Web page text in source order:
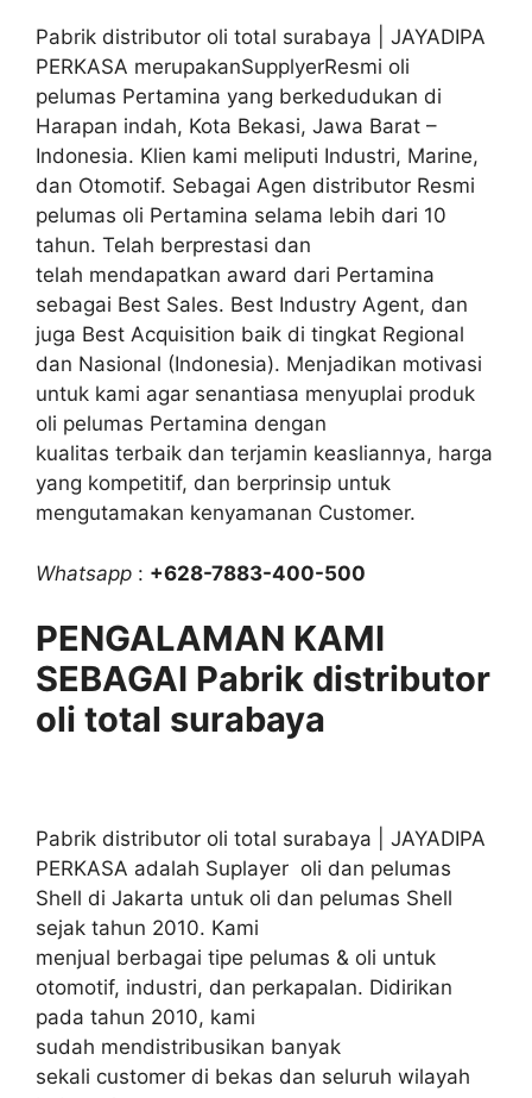
Pabrik distributor oli total surabaya | JAYADIPA
PERKASA merupakanSupplyerResmi oli
pelumas Pertamina yang berkedudukan di
Harapan indah, Kota Bekasi, Jawa Barat –
Indonesia. Klien kami meliputi Industri, Marine,
dan Otomotif. Sebagai Agen distributor Resmi
pelumas oli Pertamina selama lebih dari 10
tahun. Telah berprestasi dan
telah mendapatkan award dari Pertamina
sebagai Best Sales. Best Industry Agent, dan
juga Best Acquisition baik di tingkat Regional
dan Nasional (Indonesia). Menjadikan motivasi
untuk kami agar senantiasa menyuplai produk
oli pelumas Pertamina dengan
kualitas terbaik dan terjamin keasliannya, harga
yang kompetitif, dan berprinsip untuk
mengutamakan kenyamanan Customer.
Whatsapp : +628-7883-400-500
PENGALAMAN KAMI
SEBAGAI Pabrik distributor
oli total surabaya
Pabrik distributor oli total surabaya | JAYADIPA
PERKASA adalah Suplayer oli dan pelumas
Shell di Jakarta untuk oli dan pelumas Shell
sejak tahun 2010. Kami
menjual berbagai tipe pelumas & oli untuk
otomotif, industri, dan perkapalan. Didirikan
pada tahun 2010, kami
sudah mendistribusikan banyak
sekali customer di bekas dan seluruh wilayah